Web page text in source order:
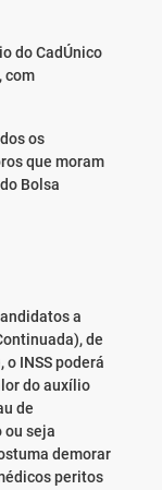
do CadÚnico
com
os
que moram
Bolsa
a
de
INSS poderá
do auxílio
de
ou seja
demorar
peritos